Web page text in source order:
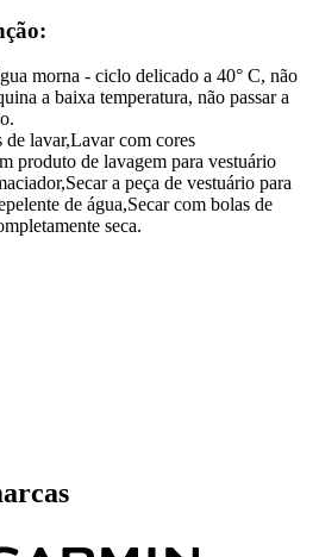
morna - ciclo delicado a 40° C, não
a baixa temperatura, não passar a
de lavar,Lavar com cores
produto de lavagem para vestuário
a peça de vestuário para
de água,Secar com bolas de
seca.